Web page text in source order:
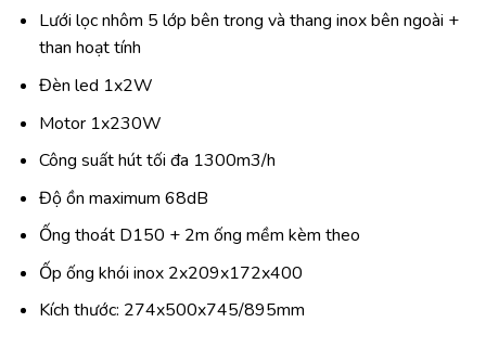
Lưới lọc nhôm 5 lớp bên trong và thang inox bên ngoài +
than hoạt tính
Đèn led 1x2W
Motor 1x230W
Công suất hút tối đa 1300m3/h
Độ ồn maximum 68dB
Ống thoát D150 + 2m ống mềm kèm theo
Ốp ống khói inox 2x209x172x400
Kích thước: 274x500x745/895mm